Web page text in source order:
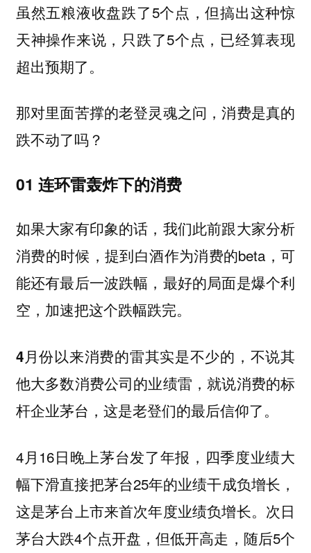
虽然五粮液收盘跌了5个点，但搞出这种惊
天神操作来说，只跌了5个点，已经算表现
超出预期了。
那对里面苦撑的老登灵魂之问，消费是真的
跌不动了吗？
01 连环雷轰炸下的消费
如果大家有印象的话，我们此前跟大家分析
消费的时候，提到白酒作为消费的beta，可
能还有最后一波跌幅，最好的局面是爆个利
空，加速把这个跌幅跌完。
4月份以来消费的雷其实是不少的，不说其
他大多数消费公司的业绩雷，就说消费的标
杆企业茅台，这是老登们的最后信仰了。
4月16日晚上茅台发了年报，四季度业绩大
幅下滑直接把茅台25年的业绩干成负增长，
这是茅台上市来首次年度业绩负增长。次日
茅台大跌4个点开盘，但低开高走，随后5个